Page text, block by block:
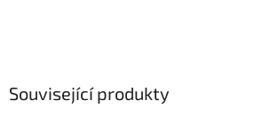
Související produkty